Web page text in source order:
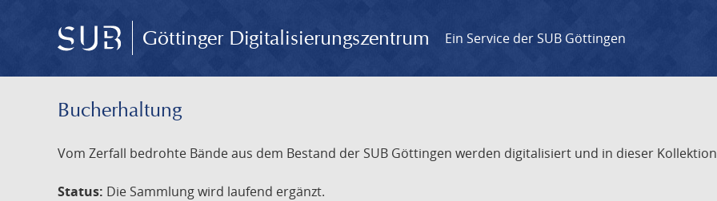
Göttinger Digitalisierungszentrum Ein Service der SUB Göttingen
Bucherhaltung
Vom Zerfall bedrohte Bände aus dem Bestand der SUB Göttingen werden digitalisiert und in dieser
Status: Die Sammlung wird laufend ergänzt.